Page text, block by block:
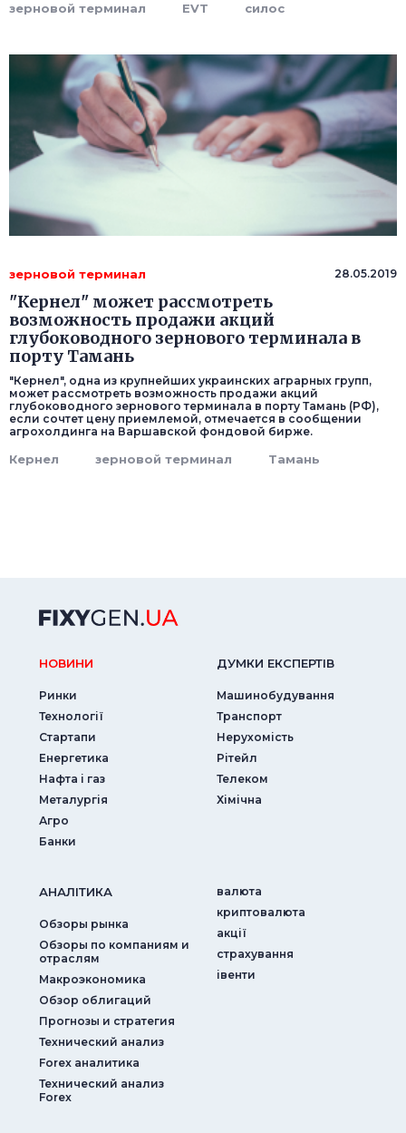
зерновой терминал EVT силос
зерновой терминал 28.05.2019
"Кернел" может рассмотреть
возможность продажи акций
глубоководного зернового терминала в
порту Тамань
"Кернел", одна из крупнейших украинских аграрных групп,
может рассмотреть возможность продажи акций
глубоководного зернового терминала в порту Тамань (РФ),
если сочтет цену приемлемой, отмечается в сообщении
агрохолдинга на Варшавской фондовой бирже.
Кернел зерновой терминал Тамань
НОВИНИ
Ринки
Технології
Стартапи
Енергетика
Нафта і газ
Металургія
Агро
Банки
ДУМКИ ЕКСПЕРТIВ
Машинобудування
Транспорт
Нерухомість
Рітейл
Телеком
Хімічна
АНАЛIТИКА
Обзоры рынка
Обзоры по компаниям и
отраслям
Макроэкономика
Обзор облигаций
Прогнозы и стратегия
Технический анализ
Forex аналитика
Технический анализ
Forex
валюта
криптовалюта
акції
страхування
iвенти